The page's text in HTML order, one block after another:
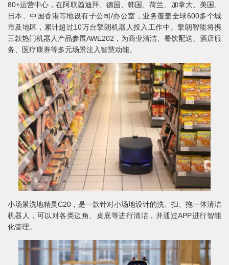
80+运营中心，在阿联酋迪拜、德国、韩国、荷兰、加拿大、美国、
日本、中国香港等地设有子公司/办公室，业务覆盖全球600多个城
市及地区，累计超过10万台擎朗机器人投入工作中。擎朗智能将携
三款热门机器人产品参展AWE202，为商业清洁、餐饮配送、酒店服
务、医疗康养等多元场景注入智慧动能。
小场景洗地精灵C20，是一款针对小场地设计的洗、扫、拖一体清洁
机器人，可以对各类边角、桌底等进行清洁，并通过APP进行智能
化管理。